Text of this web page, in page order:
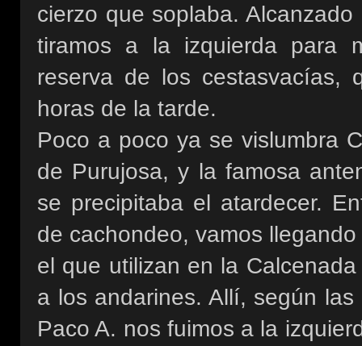
cierzo que soplaba.
tiramos a la izquierda para
reserva de los cestasvacías,
horas de la tarde.
Poco a poco ya se vislumbra
de Purujosa, y la famosa
se precipitaba el atardecer.
de cachondeo, vamos
el que utilizan en la
a los andarines. Allí, según
Paco A. nos fuimos a la